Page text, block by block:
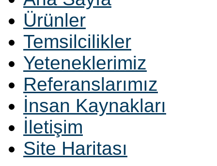
Ürünler
Temsilcilikler
Yeteneklerimiz
Referanslarımız
İnsan Kaynakları
İletişim
Site Haritası